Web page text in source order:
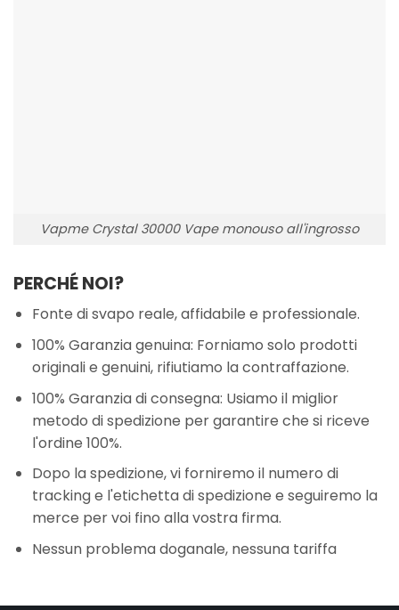
Vapme Crystal 30000 Vape monouso all'ingrosso
PERCHÉ NOI?
Fonte di svapo reale, affidabile e professionale.
100% Garanzia genuina: Forniamo solo prodotti
originali e genuini, rifiutiamo la contraffazione.
100% Garanzia di consegna: Usiamo il miglior
metodo di spedizione per garantire che si riceve
l'ordine 100%.
Dopo la spedizione, vi forniremo il numero di
tracking e l'etichetta di spedizione e seguiremo la
merce per voi fino alla vostra firma.
Nessun problema doganale, nessuna tariffa